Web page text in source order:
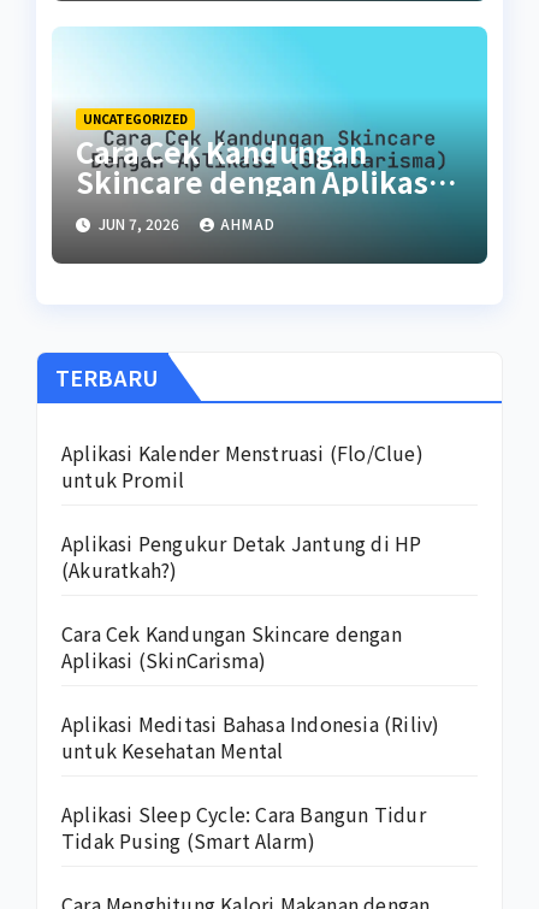
UNCATEGORIZED
Cara Cek Kandungan
Skincare dengan Aplikasi
(SkinCarisma)
JUN 7, 2026 AHMAD
TERBARU
Aplikasi Kalender Menstruasi (Flo/Clue)
untuk Promil
Aplikasi Pengukur Detak Jantung di HP
(Akuratkah?)
Cara Cek Kandungan Skincare dengan
Aplikasi (SkinCarisma)
Aplikasi Meditasi Bahasa Indonesia (Riliv)
untuk Kesehatan Mental
Aplikasi Sleep Cycle: Cara Bangun Tidur
Tidak Pusing (Smart Alarm)